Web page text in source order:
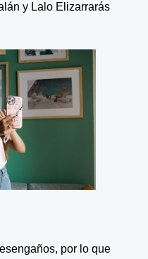
y Lalo Elizarrarás
por lo que